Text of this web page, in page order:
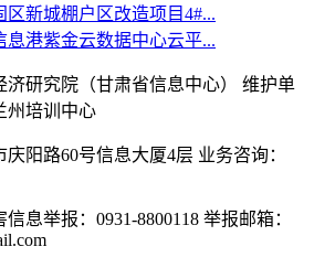
区新城棚户区改造项目4#...
息港紫金云数据中心云平...
济研究院（甘肃省信息中心） 维护单
州培训中心
阳路60号信息大厦4层 业务咨询：
息举报：0931-8800118 举报邮箱：